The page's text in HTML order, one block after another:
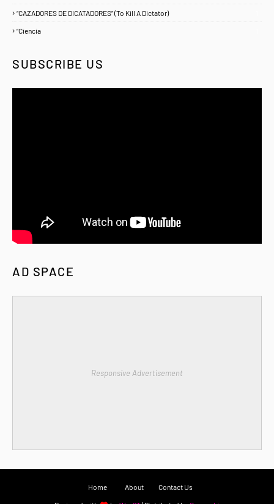
“CAZADORES DE DICATADORES” (To Kill A Dictator)
“Ciencia
SUBSCRIBE US
AD SPACE
Responsive Advertisement
Home About Contact Us